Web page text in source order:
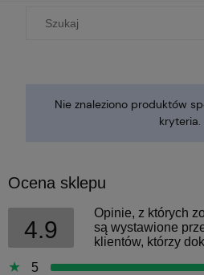
Nie znaleziono produktów
kryteria.
Ocena sklepu
4.9
Opinie, z których
są wystawione
klientów, którzy
5